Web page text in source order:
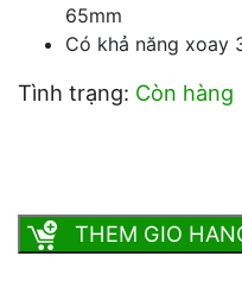
65mm
Có khả năng xoay
Tình trạng: Còn hàng
THEM GIO